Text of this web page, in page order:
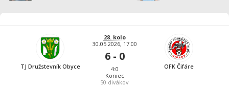
TJ Družstevník Obyce
28. kolo
30.05.2026, 17:00
6 - 0
4:0
Koniec
50 divákov
OFK Čifáre